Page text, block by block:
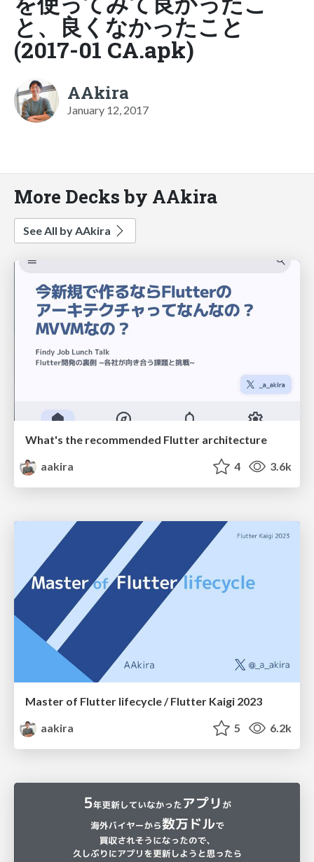
と、良くなかったこと
(2017-01 CA.apk)
AAkira
January 12, 2017
More Decks by AAkira
See All by AAkira
What's the recommended Flutter architecture
aakira
4 3.6k
Master of Flutter lifecycle / Flutter Kaigi 2023
aakira
5 6.2k